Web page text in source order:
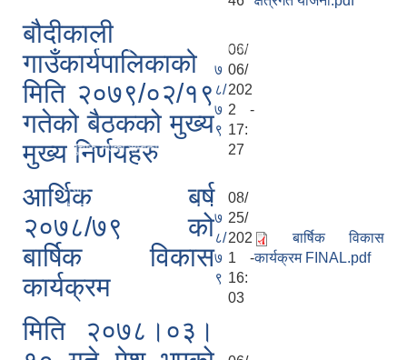
स्वत प्रकाशन (Pro-active Disclosure)
सुचारु भएको सम्बन्धी सूचना ।
आव्हान सम्बन्धी सूचना ।
सुशासन जोखिम मुल्यांकन (FRA) को अन्तिम नतिजा सार्वजनिक सम्बन्धमा ।
बौदीकाली
गाउँकार्यपालिकाको
मिति २०७९/०२/१९
गतेको बैठकको मुख्य
मुख्य निर्णयहरु
७
८/
७
९
06/
06/
202
2 -
17:
27
आर्थिक बर्ष
२०७८/७९ को
बार्षिक विकास
कार्यक्रम
७
८/
७
९
08/
25/
202
1 -
16:
03
बार्षिक विकास
कार्यक्रम FINAL.pdf
मिति २०७८।०३।